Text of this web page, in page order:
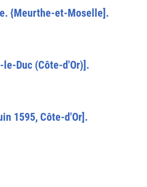
{Meurthe-et-Moselle].
le-Duc (Côte-d'Or)].
1595, Côte-d'Or].